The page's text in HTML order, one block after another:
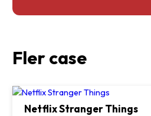
Fler case
Netflix Stranger Things